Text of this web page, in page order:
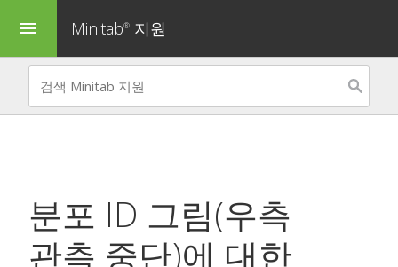
menu Minitab® 지원
분포 ID 그림(우측
관측 중단)에 대한